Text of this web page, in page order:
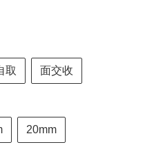
取 面交收
20mm